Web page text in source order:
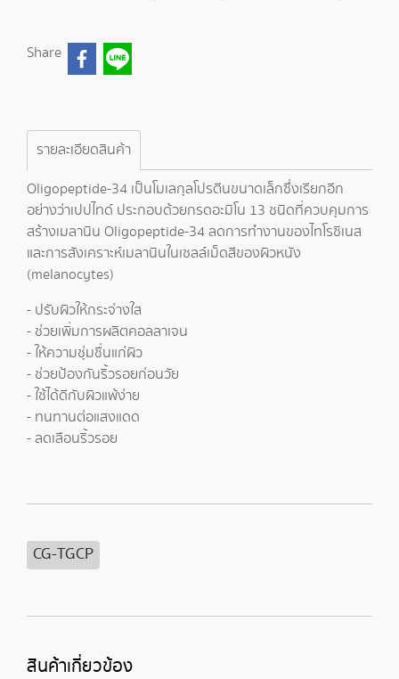
Share
รายละเอียดสินค้า
Oligopeptide-34 เป็นโมเลกุลโปรตีนขนาดเล็กซึ่งเรียกอีก
อย่างว่าเปปไทด์ ประกอบด้วยกรดอะมิโน 13 ชนิดที่ควบคุมการ
สร้างเมลานิน Oligopeptide-34 ลดการทำงานของไทโรซิเนส
และการสังเคราะห์เมลานินในเซลล์เม็ดสีของผิวหนัง
(melanocytes)
- ปรับผิวให้กระจ่างใส
- ช่วยเพิ่มการผลิตคอลลาเจน
- ให้ความชุ่มชื่นแก่ผิว
- ช่วยป้องกันริ้วรอยก่อนวัย
- ใช้ได้ดีกับผิวแพ้ง่าย
- ทนทานต่อแสงแดด
- ลดเลือนริ้วรอย
CG-TGCP
สินค้าเกี่ยวข้อง